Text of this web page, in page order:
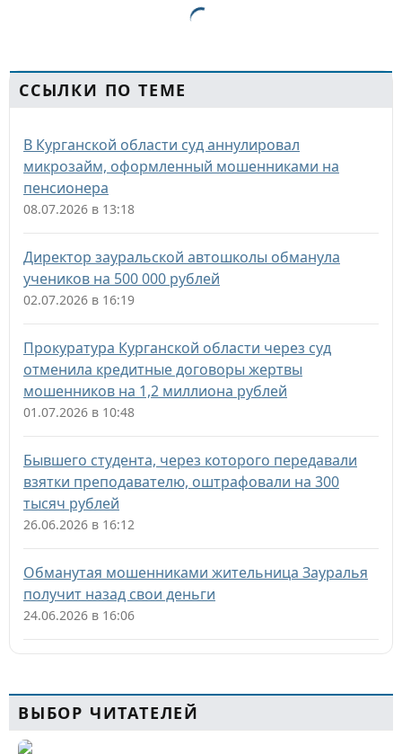
ССЫЛКИ ПО ТЕМЕ
В Курганской области суд аннулировал
микрозайм, оформленный мошенниками на
пенсионера
08.07.2026 в 13:18
Директор зауральской автошколы обманула
учеников на 500 000 рублей
02.07.2026 в 16:19
Прокуратура Курганской области через суд
отменила кредитные договоры жертвы
мошенников на 1,2 миллиона рублей
01.07.2026 в 10:48
Бывшего студента, через которого передавали
взятки преподавателю, оштрафовали на 300
тысяч рублей
26.06.2026 в 16:12
Обманутая мошенниками жительница Зауралья
получит назад свои деньги
24.06.2026 в 16:06
ВЫБОР ЧИТАТЕЛЕЙ